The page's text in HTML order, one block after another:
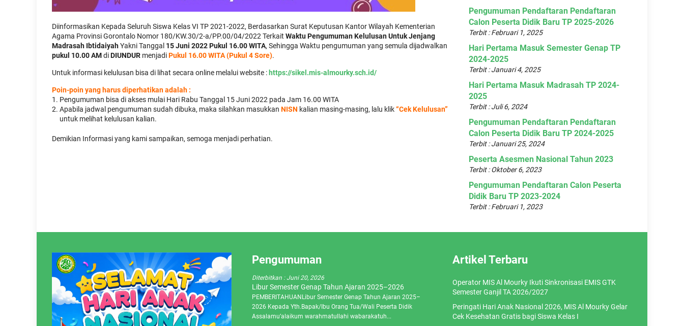
Diinformasikan Kepada Seluruh Siswa Kelas VI TP 2021-2022, Berdasarkan Surat Keputusan Kantor Wilayah Kementerian
Agama Provinsi Gorontalo Nomor 180/KW.30/2-a/PP.00/04/2022 Terkait Waktu Pengumuman Kelulusan Untuk Jenjang
Madrasah IbtidaiyahYakni Tanggal 15 Juni 2022 Pukul 16.00 WITA, Sehingga Waktu pengumuman yang semula dijadwalkan
pukul 10.00 AMdiDIUNDUR menjadiPukul 16.00 WITA (Pukul 4 Sore).
Untuk informasi kelulusan bisa di lihat secara online melalui website : https://sikel.mis-almourky.sch.id/
Poin-poin yang harus diperhatikan adalah :
Pengumuman bisa di akses mulai Hari Rabu Tanggal 15 Juni 2022 pada Jam 16.00 WITA
Apabila jadwal pengumuman sudah dibuka, maka silahkan masukkan NISN kalian masing-masing, lalu klik“Cek Kelulusan”
untuk melihat kelulusan kalian.
Demikian Informasi yang kami sampaikan, semoga menjadi perhatian.
Pengumuman Pendaftaran Pendaftaran
Calon Peserta Didik Baru TP 2025-2026
Terbit : Februari 1, 2025
Hari Pertama Masuk Semester Genap TP
2024-2025
Terbit : Januari 4, 2025
Hari Pertama Masuk Madrasah TP 2024-
2025
Terbit : Juli 6, 2024
Pengumuman Pendaftaran Pendaftaran
Calon Peserta Didik Baru TP 2024-2025
Terbit : Januari 25, 2024
Peserta Asesmen Nasional Tahun 2023
Terbit : Oktober 6, 2023
Pengumuman Pendaftaran Calon Peserta
Didik Baru TP 2023-2024
Terbit : Februari 1, 2023
Pengumuman
Diterbitkan :Juni 20, 2026
Libur Semester Genap Tahun Ajaran 2025–2026
PEMBERITAHUANLibur Semester Genap Tahun Ajaran 2025–
2026 Kepada Yth.Bapak/Ibu Orang Tua/Wali Peserta Didik
Assalamu’alaikum warahmatullahi wabarakatuh...
Artikel Terbaru
Operator MIS Al Mourky Ikuti Sinkronisasi EMIS GTK
Semester Ganjil TA 2026/2027
Peringati Hari Anak Nasional 2026, MIS Al Mourky Gelar
Cek Kesehatan Gratis bagi Siswa Kelas I